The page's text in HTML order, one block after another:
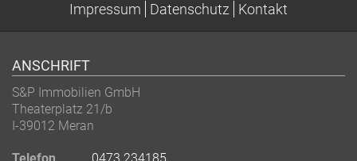
Impressum Datenschutz Kontakt
ANSCHRIFT
S&P Immobilien GmbH
Theaterplatz 21/b
I-39012 Meran